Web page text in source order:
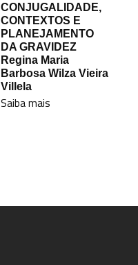
CONJUGALIDADE,
CONTEXTOS E
PLANEJAMENTO
DA GRAVIDEZ
Regina Maria
Barbosa Wilza Vieira
Villela
Saiba mais